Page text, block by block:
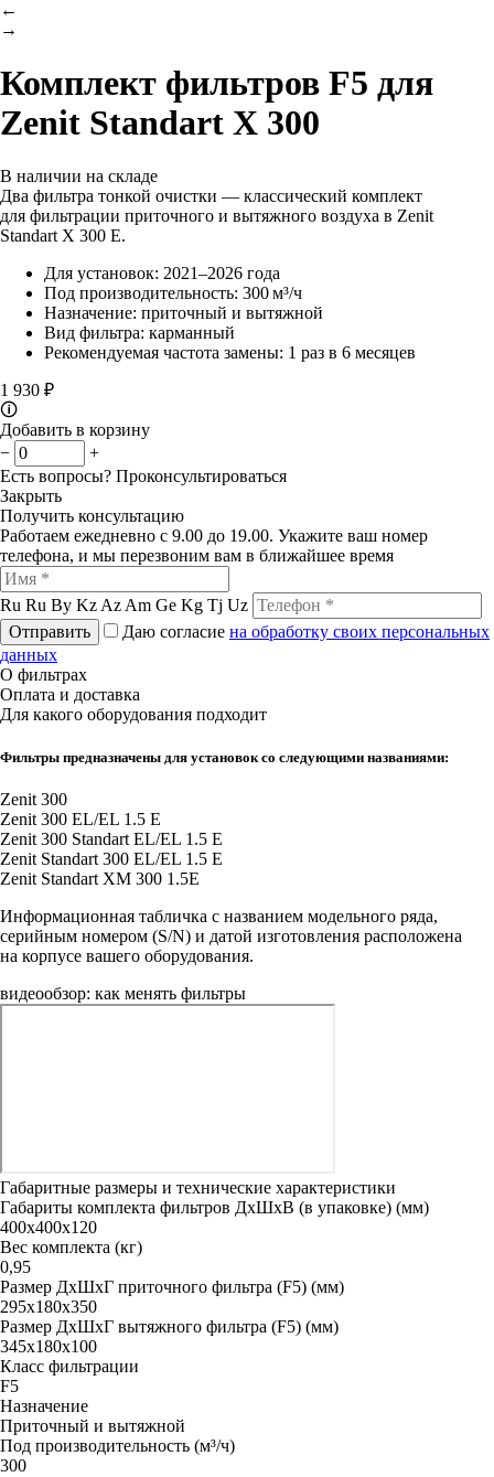
←
→
Комплект фильтров F5 для
Zenit Standart X 300
В наличии на складе
Два фильтра тонкой очистки — классический комплект
для фильтрации приточного и вытяжного воздуха в Zenit
Standart X 300 E.
Для установок: 2021–2026 года
Под производительность: 300 м³/ч
Назначение: приточный и вытяжной
Вид фильтра: карманный
Рекомендуемая частота замены: 1 раз в 6 месяцев
1 930 ₽
🛈
Добавить в корзину
−
+
Есть вопросы? Проконсультироваться
Закрыть
Получить консультацию
Работаем ежедневно с 9.00 до 19.00. Укажите ваш номер
телефона, и мы перезвоним вам в ближайшее время
Ru Ru By Kz Az Am Ge Kg Tj Uz
Отправить
Даю согласие на обработку своих персональных
данных
О фильтрах
Оплата и доставка
Для какого оборудования подходит
Фильтры предназначены для установок со следующими названиями:
Zenit 300
Zenit 300 EL/EL 1.5 E
Zenit 300 Standart EL/EL 1.5 E
Zenit Standart 300 EL/EL 1.5 E
Zenit Standart XM 300 1.5E
Информационная табличка с названием модельного ряда,
серийным номером (S/N) и датой изготовления расположена
на корпусе вашего оборудования.
видеообзор: как менять фильтры
Габаритные размеры и технические характеристики
Габариты комплекта фильтров ДxШxВ (в упаковке) (мм)
400х400х120
Вес комплекта (кг)
0,95
Размер ДxШxГ приточного фильтра (F5) (мм)
295х180х350
Размер ДxШxГ вытяжного фильтра (F5) (мм)
345х180х100
Класс фильтрации
F5
Назначение
Приточный и вытяжной
Под производительность (м³/ч)
300